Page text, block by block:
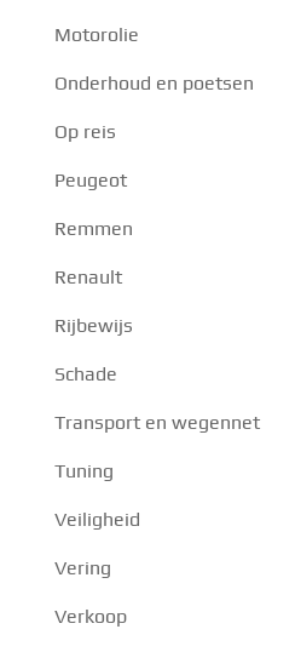
Motorolie
Onderhoud en poetsen
Op reis
Peugeot
Remmen
Renault
Rijbewijs
Schade
Transport en wegennet
Tuning
Veiligheid
Vering
Verkoop